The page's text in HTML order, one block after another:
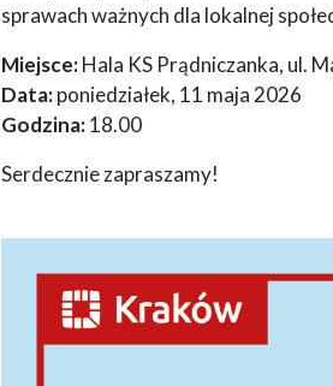
sprawach ważnych dla lokalnej
Miejsce:Hala KS Prądniczanka, ul.
Data:poniedziałek, 11 maja 2026
Godzina:18.00
Serdecznie zapraszamy!